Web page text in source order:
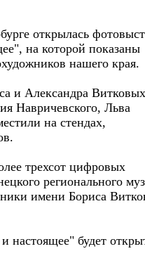
открылась
на которой показаны
нашего края.
и Александра
Навричевского, Льва
на стендах,
трехсот цифровых
регионального
имени Бориса
настоящее" будет